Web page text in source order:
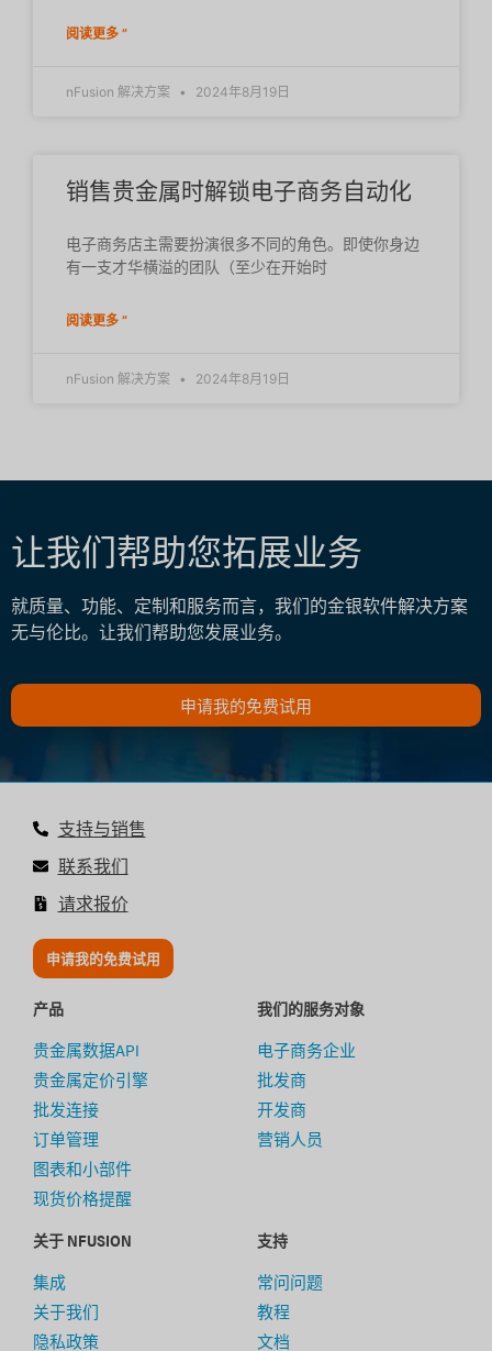
阅读更多 ”
nFusion 解决方案 2024年8月19日
销售贵金属时解锁电子商务自动化
电子商务店主需要扮演很多不同的角色。即使你身边
有一支才华横溢的团队（至少在开始时
阅读更多 ”
nFusion 解决方案 2024年8月19日
让我们帮助您拓展业务
就质量、功能、定制和服务而言，我们的金银软件解决方案
无与伦比。让我们帮助您发展业务。
申请我的免费试用
支持与销售
联系我们
请求报价
申请我的免费试用
产品
贵金属数据API
贵金属定价引擎
批发连接
订单管理
图表和小部件
现货价格提醒
我们的服务对象
电子商务企业
批发商
开发商
营销人员
关于 NFUSION
集成
关于我们
隐私政策
支持
常问问题
教程
文档